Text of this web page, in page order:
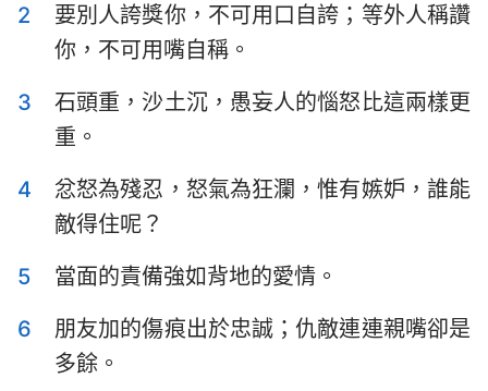
以斯帖記 約伯記
傳道書 雅歌
耶利米哀歌
但以理書 何西阿書
俄巴底亞書
2
要別人誇獎你，不可用口自誇；等外人稱讚
你，不可用嘴自稱。
3
石頭重，沙土沉，愚妄人的惱怒比這兩樣更
重。
4
忿怒為殘忍，怒氣為狂瀾，惟有嫉妒，誰能
敵得住呢？
5
當面的責備強如背地的愛情。
6
朋友加的傷痕出於忠誠；仇敵連連親嘴卻是
多餘。